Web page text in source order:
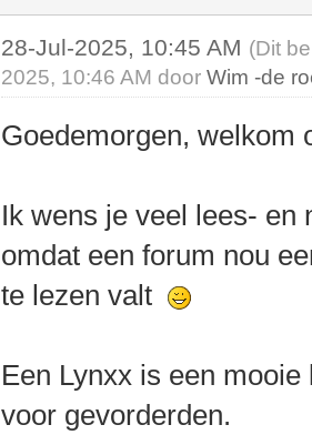
28-Jul-2025, 10:45 AM (Dit
2025, 10:46 AM doorWim -de
Goedemorgen, welkom
Ik wens je veel lees- en
omdat een forum nou
te lezen valt
Een Lynxx is een
voor gevorderden.